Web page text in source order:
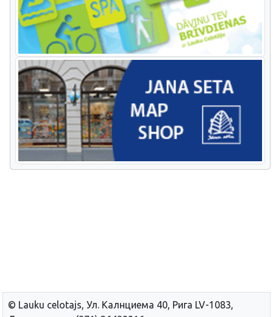
© Lauku сelotajs, Ул. Калнциема 40, Рига LV-1083,